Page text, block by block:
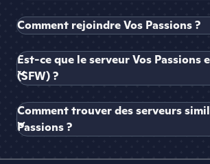
Comment rejoindre Vos Passions ?
Est-ce que le serveur Vos Passions
(SFW) ?
Comment trouver des serveurs
Passions ?